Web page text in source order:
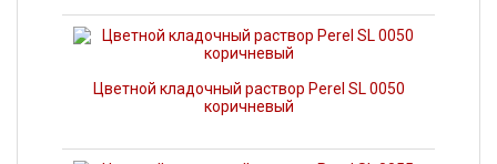
Цветной кладочный раствор Perel SL 0050
коричневый